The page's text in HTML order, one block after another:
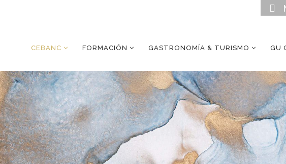
CEBANC FORMACIÓN GASTRONOMÍA & TURISMO GU